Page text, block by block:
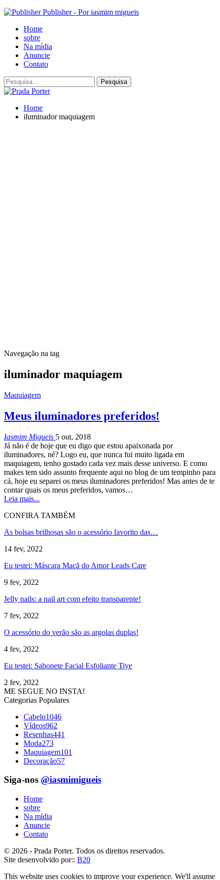
Publisher - Por iasmim migueis
Home
sobre
Na mídia
Anuncie
Contato
Home
iluminador maquiagem
Navegação na tag
iluminador maquiagem
Maquiagem
Meus iluminadores preferidos!
Iasmim Migueis 5 out, 2018
Já não é de hoje que eu digo que estou apaixonada por
iluminadores, né? Logo eu, que nunca fui muito ligada em
maquiagem, tenho gostado cada vez mais desse universo. E como
makes tem sido assunto frequente aqui no blog de um tempinho para
cá, hoje eu separei os meus iluminadores preferidos! Mas antes de te
contar quais os meus preferidos, vamos…
Leia mais...
CONFIRA TAMBÉM
As bolsas brilhosas são o acessório favorito das…
14 fev, 2022
Eu testei: Máscara Maçã do Amor Leads Care
9 fev, 2022
Jelly nails: a nail art com efeito transparente!
7 fev, 2022
O acessório do verão são as argolas duplas!
4 fev, 2022
Eu testei: Sabonete Facial Esfoliante Tiye
2 fev, 2022
ME SEGUE NO INSTA!
Categorias Populares
Cabelo1046
Vídeos962
Resenhas441
Moda273
Maquiagem101
Decoração57
Siga-nos @iasmimigueis
Home
sobre
Na mídia
Anuncie
Contato
© 2026 - Prada Porter. Todos os direitos reservados.
Site desenvolvido por:: B20
This website uses cookies to improve your experience. We'll assume